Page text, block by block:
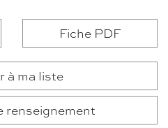
Fiche PDF
à ma liste
renseignement